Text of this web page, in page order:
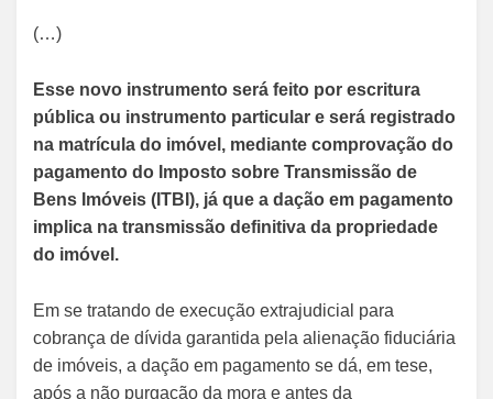
(…)
Esse novo instrumento será feito por escritura
pública ou instrumento particular e será registrado
na matrícula do imóvel, mediante comprovação do
pagamento do Imposto sobre Transmissão de
Bens Imóveis (ITBI), já que a dação em pagamento
implica na transmissão definitiva da propriedade
do imóvel.
Em se tratando de execução extrajudicial para
cobrança de dívida garantida pela alienação fiduciária
de imóveis, a dação em pagamento se dá, em tese,
após a não purgação da mora e antes da